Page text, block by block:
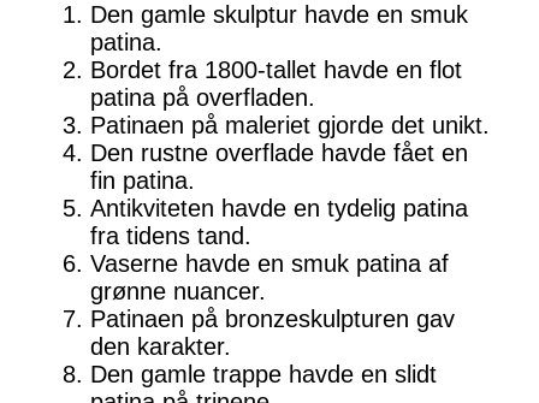
Den gamle skulptur havde en smuk
patina.
Bordet fra 1800-tallet havde en flot
patina på overfladen.
Patinaen på maleriet gjorde det unikt.
Den rustne overflade havde fået en
fin patina.
Antikviteten havde en tydelig patina
fra tidens tand.
Vaserne havde en smuk patina af
grønne nuancer.
Patinaen på bronzeskulpturen gav
den karakter.
Den gamle trappe havde en slidt